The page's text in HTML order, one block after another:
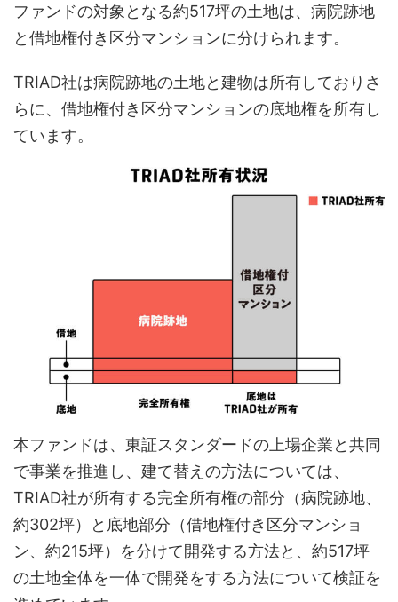
ファンドの対象となる約517坪の土地は、病院跡地
と借地権付き区分マンションに分けられます。
TRIAD社は病院跡地の土地と建物は所有しておりさ
らに、借地権付き区分マンションの底地権を所有し
ています。
本ファンドは、東証スタンダードの上場企業と共同
で事業を推進し、建て替えの方法については、
TRIAD社が所有する完全所有権の部分（病院跡地、
約302坪）と底地部分（借地権付き区分マンショ
ン、約215坪）を分けて開発する方法と、約517坪
の土地全体を一体で開発をする方法について検証を